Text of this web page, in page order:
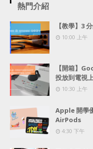
熱門介紹
【教學】3
10:00 上午
【開箱】
投放到電視
10:30 上午
Apple 開學
AirPods
4:30 下午